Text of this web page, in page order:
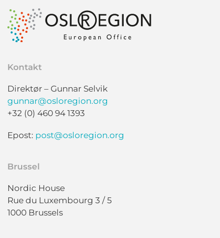
Kontakt
Direktør – Gunnar Selvik
gunnar@osloregion.org
+32 (0) 460 94 1393
Epost: post@osloregion.org
Brussel
Nordic House
Rue du Luxembourg 3 / 5
1000 Brussels